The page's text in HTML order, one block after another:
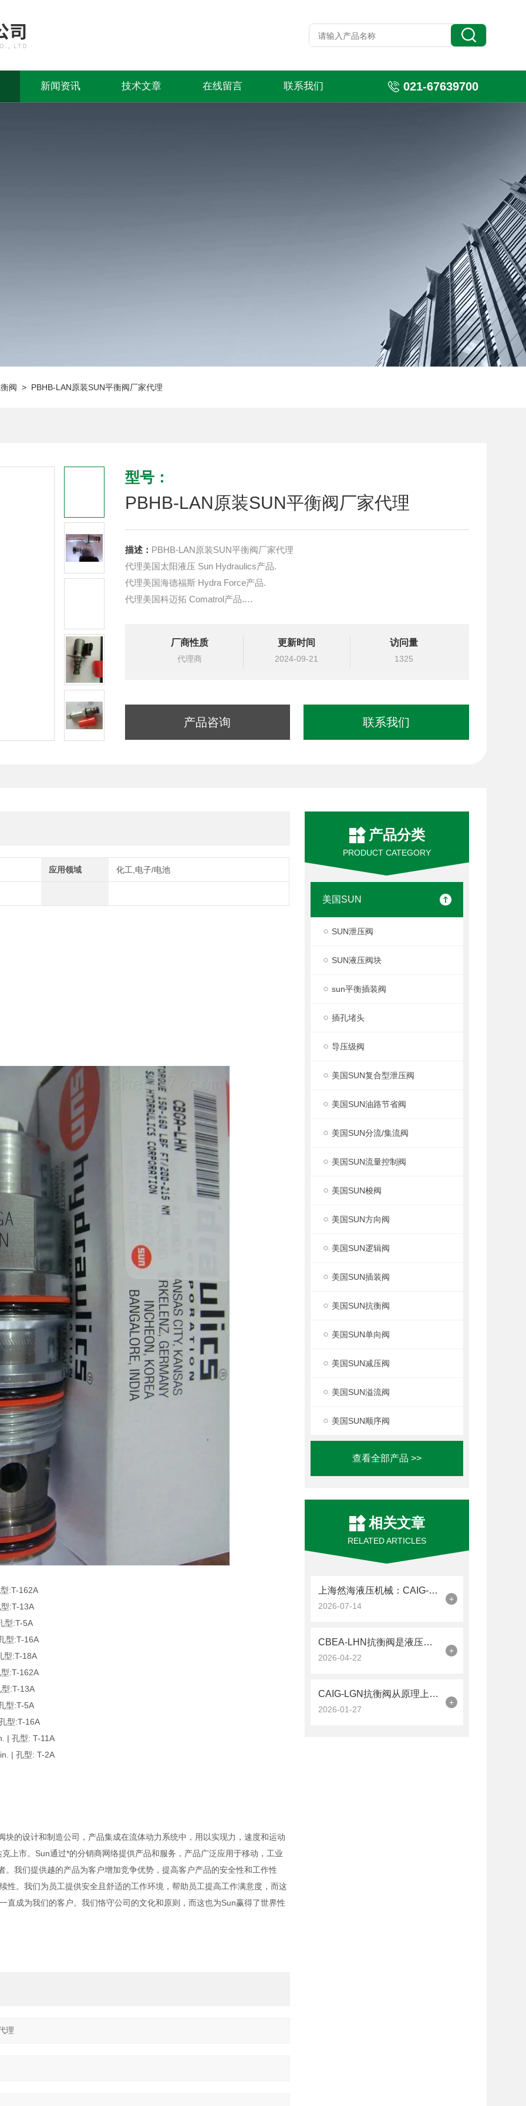
新闻资讯 技术文章 在线留言 联系我们 021-67639700
阀 > PBHB-LAN原装SUN平衡阀厂家代理
型号：
PBHB-LAN原装SUN平衡阀厂家代理
描述： PBHB-LAN原装SUN平衡阀厂家代理
代理美国太阳液压 Sun Hydraulics产品.
代理美国海德福斯 Hydra Force产品.
代理美国科迈拓 Comatrol产品.
液压油缸，经销力士乐、派克、中国台湾北部等液压元件
厂商性质
代理商
更新时间
2024-09-21
访问量
1325
产品咨询 联系我们
产品分类
PRODUCT CATEGORY
美国SUN
SUN泄压阀
SUN液压阀块
sun平衡插装阀
插孔堵头
导压级阀
美国SUN复合型泄压阀
美国SUN油路节省阀
美国SUN分流/集流阀
美国SUN流量控制阀
美国SUN梭阀
美国SUN方向阀
美国SUN逻辑阀
美国SUN插装阀
美国SUN抗衡阀
美国SUN单向阀
美国SUN减压阀
美国SUN溢流阀
美国SUN顺序阀
查看全部产品 >>
相关文章
RELATED ARTICLES
上海然海液压机械：CAIG-LGN抗衡阀的品质之选——实测数据解析
2026-07-14
+
CBEA-LHN抗衡阀是液压系统中的平衡卫士
2026-04-22
+
CAIG-LGN抗衡阀从原理上可分解为以下三个层面
2026-01-27
+
应用领域 化工,电子/电池
:T-162A
:T-13A
型:T-5A
型:T-16A
型:T-18A
:T-162A
:T-13A
型:T-5A
型:T-16A
| 孔型: T-11A
| 孔型: T-2A
的设计和制造公司，产品集成在流体动力系统中，用以实现力，速度和运动
上市。Sun通过*的分销商网络提供产品和服务，产品广泛应用于移动，工业
我们提供越的产品为客户增加竞争优势，提高客户产品的安全性和工作性
性。我们为员工提供安全且舒适的工作环境，帮助员工提高工作满意度，而这
直成为我们的客户。我们恪守公司的文化和原则，而这也为Sun赢得了世界性